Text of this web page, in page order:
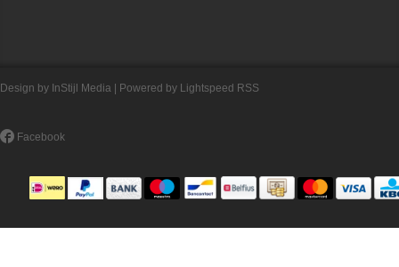
Design by InStijl Media | Powered by Lightspeed RSS
Facebook